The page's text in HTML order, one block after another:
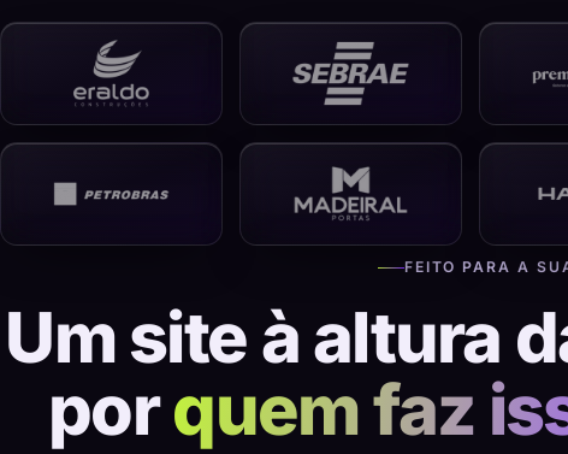
FEITO PARA A
Um site à altura
porquem faz